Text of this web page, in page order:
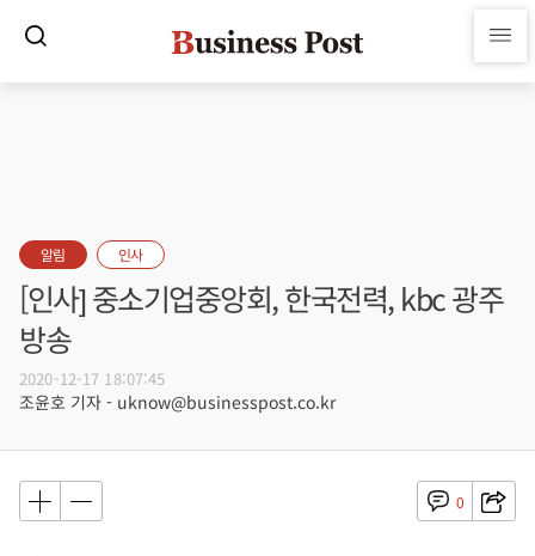
알림 인사
[인사] 중소기업중앙회, 한국전력, kbc 광주
방송
2020-12-17 18:07:45
조윤호 기자 - uknow@businesspost.co.kr
0